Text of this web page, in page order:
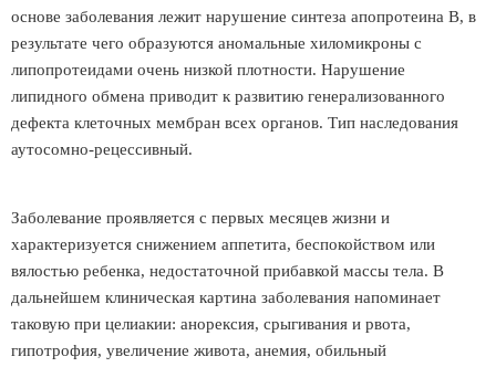
основе заболевания лежит нарушение синтеза апопротеина В, в
результате чего образуются аномальные хиломикроны с
липопротеидами очень низкой плотности. Нарушение
липидного обмена приводит к развитию генерализованного
дефекта клеточных мембран всех органов. Тип наследования
аутосомно-рецессивный.
Заболевание проявляется с первых месяцев жизни и
характеризуется снижением аппетита, беспокойством или
вялостью ребенка, недостаточной прибавкой массы тела. В
дальнейшем клиническая картина заболевания напоминает
таковую при целиакии: анорексия, срыгивания и рвота,
гипотрофия, увеличение живота, анемия, обильный